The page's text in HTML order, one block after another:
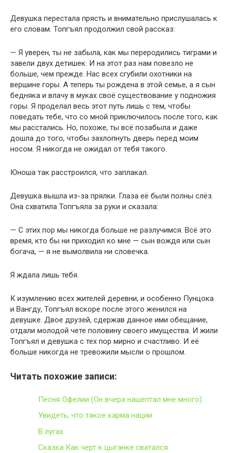
Девушка перестала прясть и внимательно прислушалась к
его словам. Топгъял продолжил свой рассказ:
— Я уверен, ты не забыла, как мы переродились тиграми и
завели двух детишек. И на этот раз нам повезло не
больше, чем прежде. Нас всех сгубили охотники на
вершине горы. А теперь ты рождена в этой семье, а я сын
бедняка и влачу в муках своё существование у подножия
горы. Я проделал весь этот путь лишь с тем, чтобы
поведать тебе, что со мной приключилось после того, как
мы расстались. Но, похоже, ты всё позабыла и даже
дошла до того, чтобы захлопнуть дверь перед моим
носом. Я никогда не ожидал от тебя такого.
Юноша так расстроился, что заплакал.
Девушка вышла из-за прялки. Глаза её были полны слёз.
Она схватила Топгъяла за руки и сказала:
— С этих пор мы никогда больше не разлучимся. Всё это
время, кто бы ни приходил ко мне — сын вождя или сын
богача, — я не вымолвила ни словечка.
Я ждала лишь тебя.
К изумлению всех жителей деревни, и особенно Пунцока
и Вангду, Топгъял вскоре после этого женился на
девушке. Двое друзей, сдержав данное ими обещание,
отдали молодой чете половину своего имущества. И жили
Топгъял и девушка с тех пор мирно и счастливо. И её
больше никогда не тревожили мысли о прошлом.
Читать похожие записи:
Песня Офелии (Он вчера нашептал мне много)
Увидеть, что такое карма нации
В лугах
Сказка Как черт к цыганке сватался